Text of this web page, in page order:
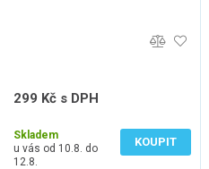
299 Kč s DPH
Skladem
u vás od 10.8. do
12.8.
KOUPIT